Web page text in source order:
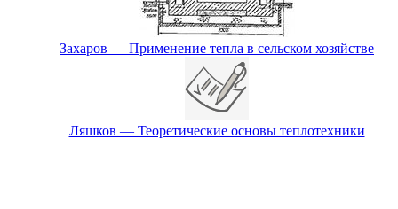
Захаров — Применение тепла в сельском хозяйстве
Ляшков — Теоретические основы теплотехники